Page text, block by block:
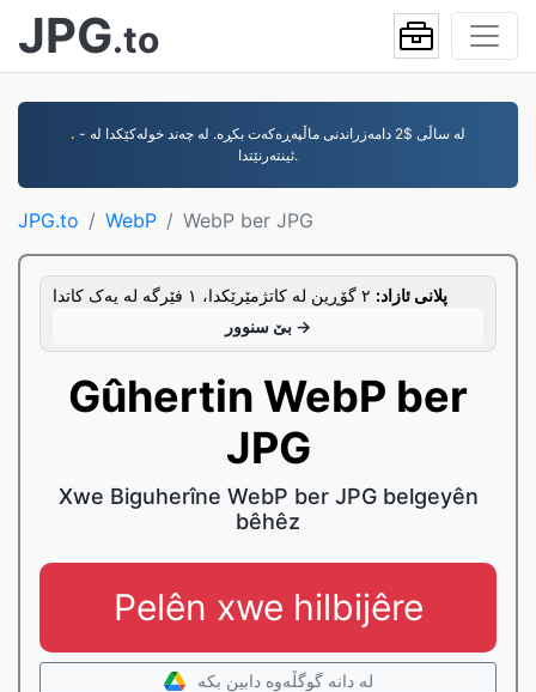
JPG.to
. - لە ساڵی $2 دامەزراندنی ماڵپەڕەکەت بکڕە. لە چەند خولەکێکدا لە
ئینتەرنێتدا.
JPG.to WebP WebP ber JPG
پلانی ئازاد:
بێ سنوور →
Gûhertin WebP ber
JPG
Xwe Biguherîne WebP ber JPG belgeyên
bêhêz
Pelên xwe hilbijêre
لە دانە گوگڵەوە دابین بکە